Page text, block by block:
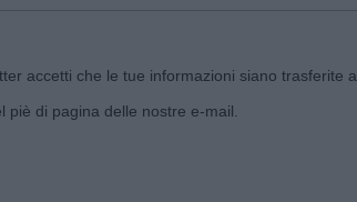
accetti che le tue informazioni siano trasferite a
di pagina delle nostre e-mail.